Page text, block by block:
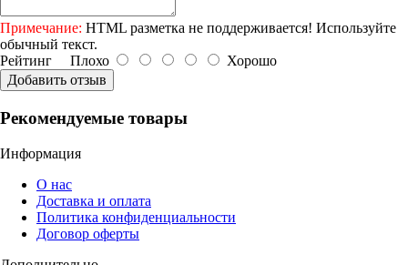
Примечание: HTML разметка не поддерживается! Используйте
обычный текст.
Рейтинг Плохо
Хорошо
Добавить отзыв
Рекомендуемые товары
Информация
О нас
Доставка и оплата
Политика конфиденциальности
Договор оферты